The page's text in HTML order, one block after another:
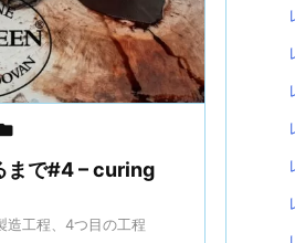
まで#4 – curing
造工程、4つ目の工程